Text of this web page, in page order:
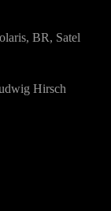
BR, Satel
Hirsch